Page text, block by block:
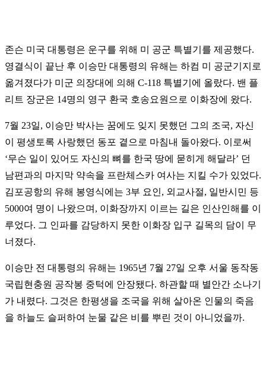
존슨 미국 대통령은 운구를 위해 미 공군 특별기를 제공했다.
영결식이 끝난 후 이승만 대통령의 유해는 하컴 미 공군기지로
옮겨졌다가 미군 의장대에 의해 C-118 특별기에 올랐다. 밴 플
리트 장군은 14명의 영구 환국 호송요원으로 이화장에 왔다.
7월 23일, 이승만 박사는 꿈에도 잊지 못했던 그의 조국, 자신
이 평생토록 사랑했던 동포 곁으로 마침내 돌아왔다. 이로써
‘무슨 일이 있어도 자신의 뼈를 한국 땅에 묻히게 해달라’ 던
남편과의 마지막 약속을 프란체스카 여사는 지킬 수가 있었다.
김포공항의 유해 봉영식에는 3부 요인, 외교사절, 일반시민 등
5000여 명이 나왔으며, 이화장까지 이르는 길은 인산인해를 이
루었다. 그 인파를 감당하지 못한 이화장 입구 길목의 담이 무
너졌다.
이승만 전 대통령의 유해는 1965년 7월 27일 오후 서울 동작동
국립현충원 공작봉 중턱에 안장됐다. 하관할 때 별안간 소나기
가 내렸다. 그것은 한평생을 조국을 위해 살아온 인물의 죽음
을 하늘도 슬퍼하여 눈물 같은 비를 뿌린 것이 아니었을까.